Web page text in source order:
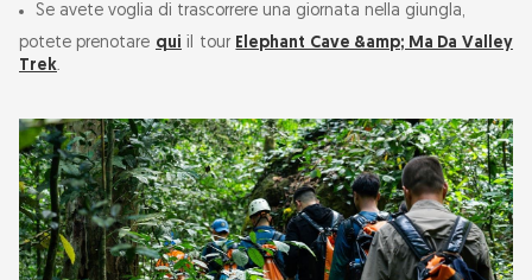
Se avete voglia di trascorrere una giornata nella giungla,
potete prenotare qui il tour Elephant Cave &amp; Ma Da Valley
Trek.